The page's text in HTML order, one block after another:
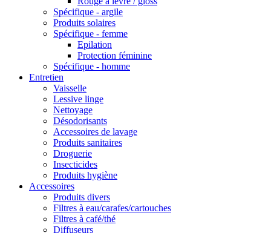
Spécifique - argile
Produits solaires
Spécifique - femme
Epilation
Protection féminine
Spécifique - homme
Entretien
Vaisselle
Lessive linge
Nettoyage
Désodorisants
Accessoires de lavage
Produits sanitaires
Droguerie
Insecticides
Produits hygiène
Accessoires
Produits divers
Filtres à eau/carafes/cartouches
Filtres à café/thé
Diffuseurs